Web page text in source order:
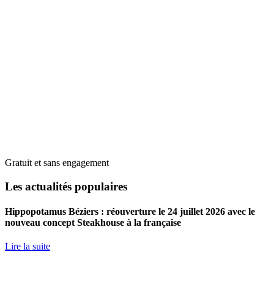
Gratuit et sans engagement
Les actualités populaires
Hippopotamus Béziers : réouverture le 24 juillet 2026 avec le
nouveau concept Steakhouse à la française
Lire la suite